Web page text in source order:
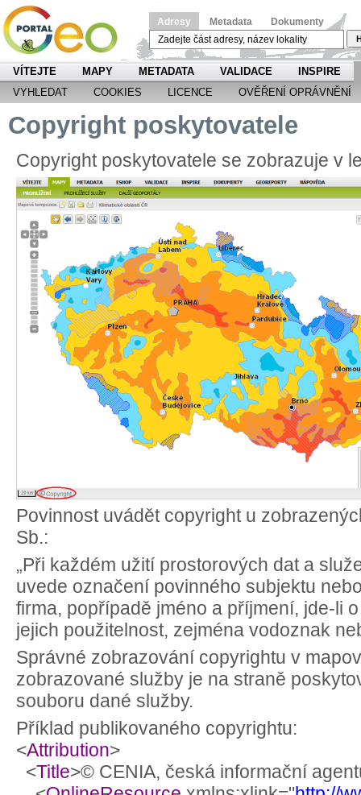
Adresy Metadata Dokumenty
VÍTEJTE MAPY METADATA VALIDACE
INSPIRE
VYHLEDAT
COOKIES LICENCE OVĚŘENÍ OPRÁVNĚNÍ
Copyright poskytovatele
Copyright poskytovatele se zobrazuje v
Povinnost uvádět copyright u
Sb.:
„Při každém užití prostorových dat a
uvede označení povinného subjektu
firma, popřípadě jméno a příjmení, jde-li
jejich použitelnost, zejména vodoznak
Správné zobrazování copyrightu v
zobrazované služby je na straně
souboru dané služby.
Příklad publikovaného copyrightu:
<Attribution>
<Title>© CENIA, česká informační